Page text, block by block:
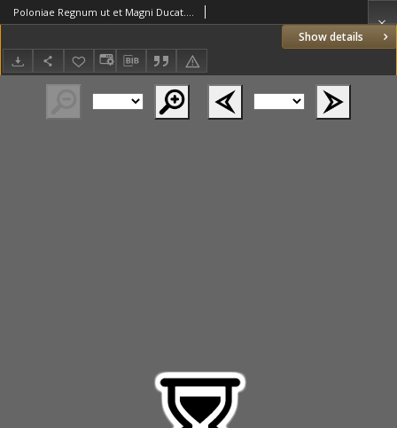
Show details
Poloniae Regnum ut et Magni Ducat. Lithuaniae Accuratis s. Delin. opera et studio. M. Seutteri [...]. , Tob. Conr. Lotter sculpsit.